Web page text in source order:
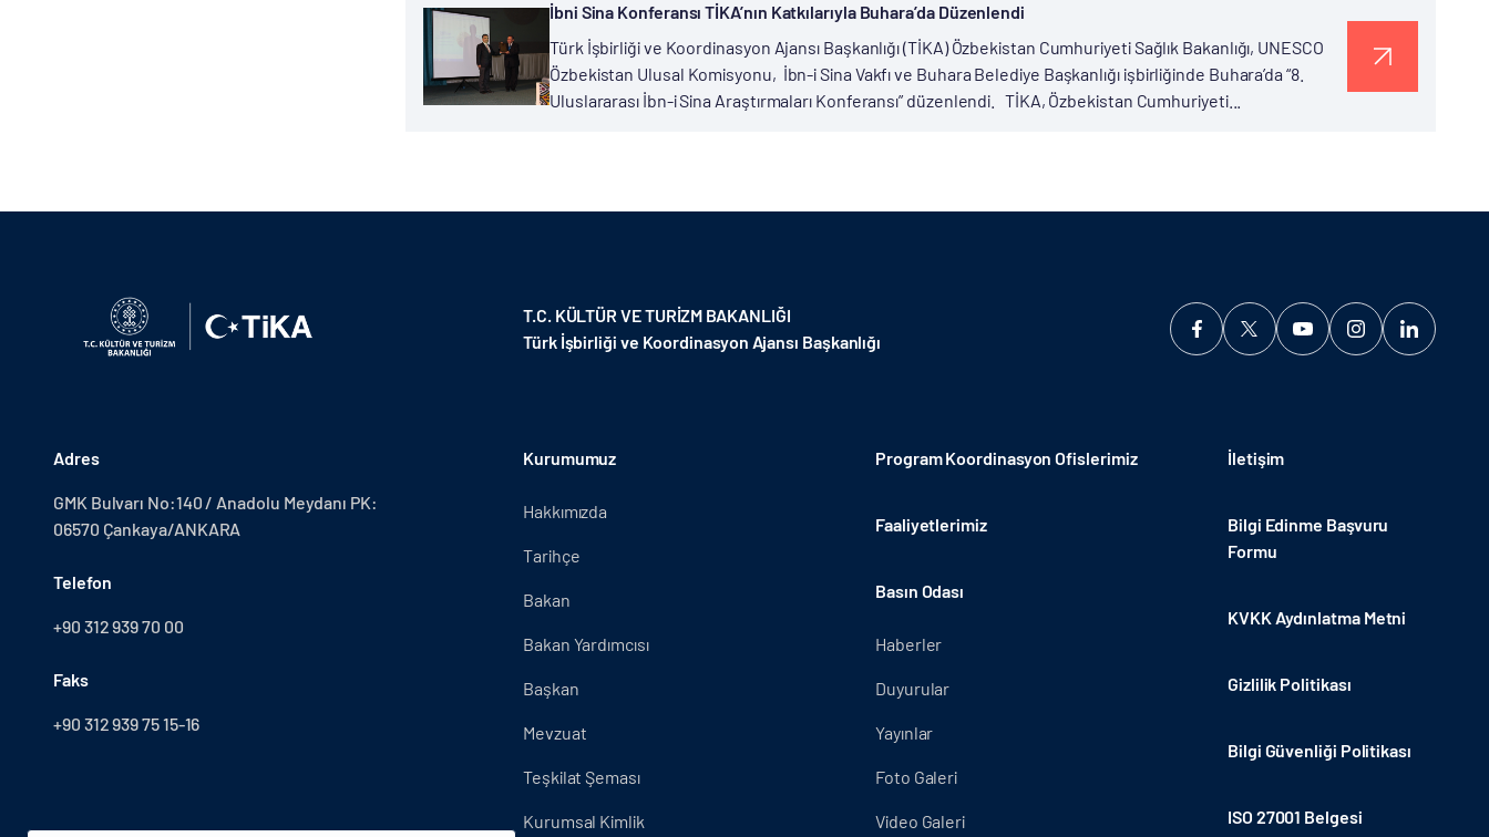
İbni Sina Konferansı TİKA’nın Katkılarıyla Buhara’da Düzenlendi
Türk İşbirliği ve Koordinasyon Ajansı Başkanlığı (TİKA) Özbekistan Cumhuriyeti Sağlık Bakanlığı, UNESCO
Özbekistan Ulusal Komisyonu, İbn-i Sina Vakfı ve Buhara Belediye Başkanlığı işbirliğinde Buhara’da “8.
Uluslararası İbn-i Sina Araştırmaları Konferansı” düzenlendi. TİKA, Özbekistan Cumhuriyeti...
T.C. KÜLTÜR VE TURİZM BAKANLIĞI
Türk İşbirliği ve Koordinasyon Ajansı Başkanlığı
Adres
GMK Bulvarı No:140 / Anadolu Meydanı PK:
06570 Çankaya/ANKARA
Telefon
+90 312 939 70 00
Faks
+90 312 939 75 15-16
Kurumumuz
Hakkımızda
Tarihçe
Bakan
Bakan Yardımcısı
Başkan
Mevzuat
Teşkilat Şeması
Kurumsal Kimlik
Program Koordinasyon Ofislerimiz
Faaliyetlerimiz
Basın Odası
Haberler
Duyurular
Yayınlar
Foto Galeri
Video Galeri
İletişim
Bilgi Edinme Başvuru
Formu
KVKK Aydınlatma Metni
Gizlilik Politikası
Bilgi Güvenliği Politikası
ISO 27001 Belgesi